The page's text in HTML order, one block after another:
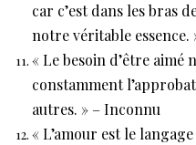
car c’est dans les bras
notre véritable essence.
« Le besoin d’être aimé
constamment
autres. » – Inconnu
« L’amour est le